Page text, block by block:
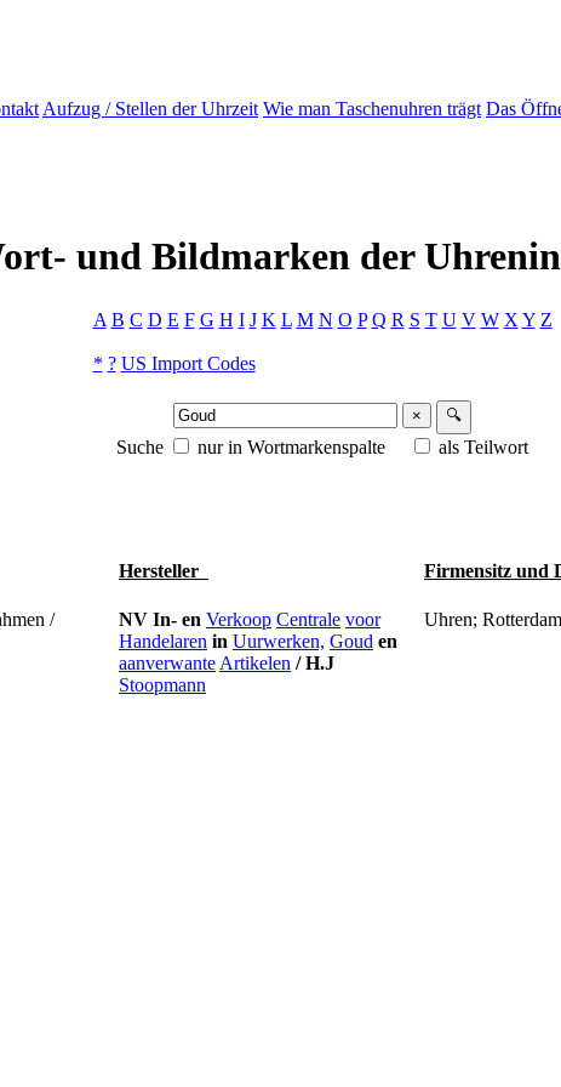
Aufzug / Stellen der Uhrzeit Wie man Taschenuhren trägt Das
und Bildmarken der
A B C D E F G H I J K L M N O P Q R S T U V W X Y Z
* ? US Import Codes
× 🔍
Suche nur in Wortmarkenspalte als Teilwort
Hersteller Firmensitz und
NV In- en Verkoop Centrale voor
Handelaren in Uurwerken, Goud en
aanverwante Artikelen /H.J
Stoopmann
Uhren;